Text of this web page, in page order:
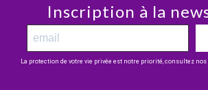
Inscription à la
La protection de votre vie privée est notre priorité, consultez nos